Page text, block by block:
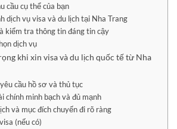
cầu cụ thể của bạn
dịch vụ visa và du lịch tại Nha Trang
kiểm tra thông tin đáng tin cậy
dịch vụ
khi xin visa và du lịch quốc tế từ Nha
cầu hồ sơ và thủ tục
chính minh bạch và đủ mạnh
và mục đích chuyến đi rõ ràng
(nếu có)